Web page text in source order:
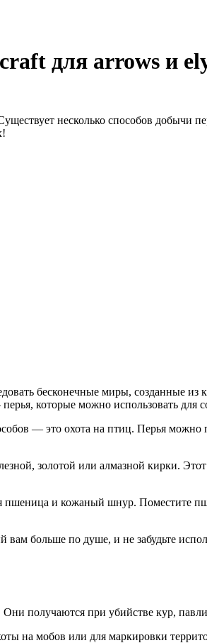
для arrows и
несколько способов добычи
бесконечные миры, созданные из
которые можно использовать для
— это охота на птиц. Перья можно
золотой или алмазной кирки.
пшеница и кожаный шнур. Поместите
больше по душе, и не забудьте
получаются при убийстве кур,
на мобов или для маркировки